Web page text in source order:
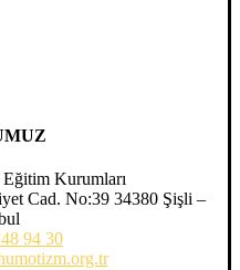
Kurumları
Cad. No:39 34380 Şişli –
94 30